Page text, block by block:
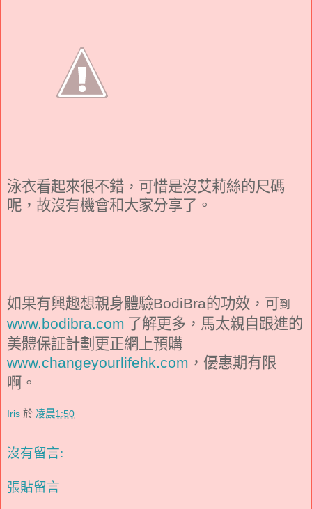
泳衣看起來很不錯，可惜是沒艾莉絲的尺碼
呢，故沒有機會和大家分享了。
如果有興趣想親身體驗BodiBra的功效，可到
www.bodibra.com 了解更多，馬太親自跟進的
美體保証計劃更正網上預購
www.changeyourlifehk.com ，優惠期有限
啊。
Iris 於 凌晨1:50
沒有留言:
張貼留言